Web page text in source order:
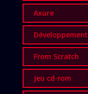
Axure
Développement
From Scratch
Jeu cd-rom